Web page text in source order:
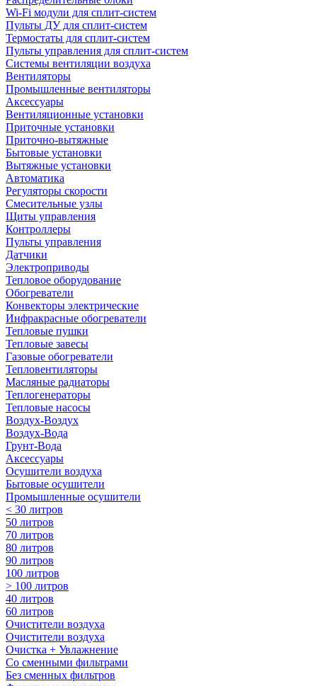
Wi-Fi модули для сплит-систем
Пульты ДУ для сплит-систем
Термостаты для сплит-систем
Пульты управления для сплит-систем
Системы вентиляции воздуха
Вентиляторы
Промышленные вентиляторы
Аксессуары
Вентиляционные установки
Приточные установки
Приточно-вытяжные
Бытовые установки
Вытяжные установки
Автоматика
Регуляторы скорости
Смесительные узлы
Щиты управления
Контроллеры
Пульты управления
Датчики
Электроприводы
Тепловое оборудование
Обогреватели
Конвекторы электрические
Инфракрасные обогреватели
Тепловые пушки
Тепловые завесы
Газовые обогреватели
Тепловентиляторы
Масляные радиаторы
Теплогенераторы
Тепловые насосы
Воздух-Воздух
Воздух-Вода
Грунт-Вода
Аксессуары
Осушители воздуха
Бытовые осушители
Промышленные осушители
< 30 литров
50 литров
70 литров
80 литров
90 литров
100 литров
> 100 литров
40 литров
60 литров
Очистители воздуха
Очистители воздуха
Очистка + Увлажнение
Cо сменными фильтрами
Без сменных фильтров